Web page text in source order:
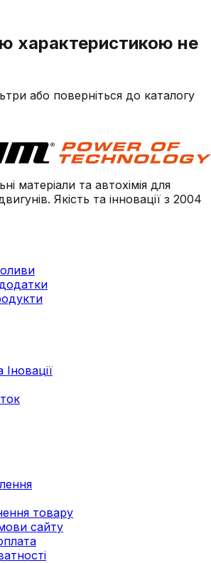
характеристикою не
або поверніться до каталогу
матеріали та автохімія для
Якість та інновації з 2004
товару
сайту